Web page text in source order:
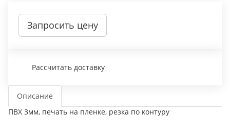
Запросить цену
Рассчитать доставку
Описание
ПВХ 3мм, печать на пленке, резка по контуру